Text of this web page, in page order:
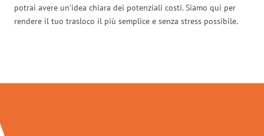
potrai avere un’idea chiara dei potenziali costi. Siamo qui per
rendere il tuo trasloco il più semplice e senza stress possibile.